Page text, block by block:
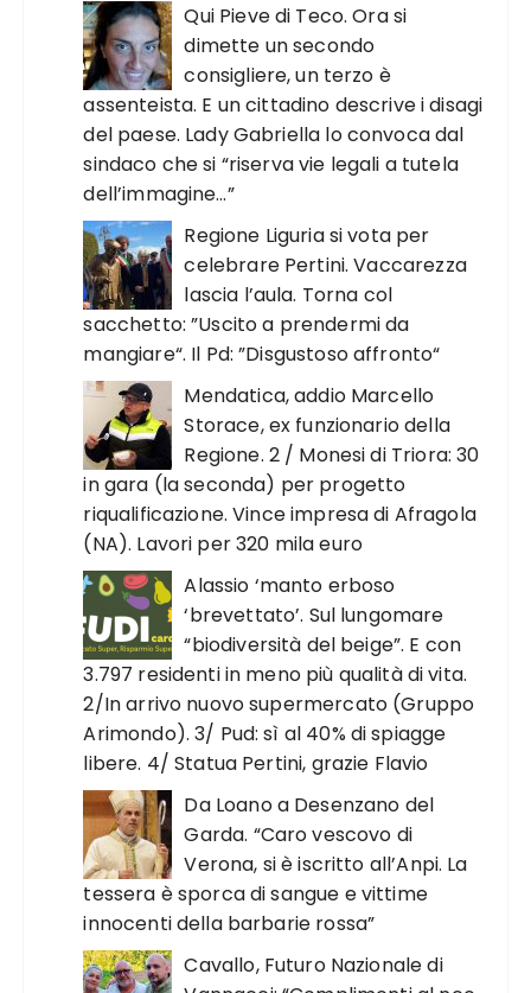
Qui Pieve di Teco. Ora si
dimette un secondo
consigliere, un terzo è
assenteista. E un cittadino descrive i disagi
del paese. Lady Gabriella lo convoca dal
sindaco che si “riserva vie legali a tutela
dell’immagine…”
Regione Liguria si vota per
celebrare Pertini. Vaccarezza
lascia l’aula. Torna col
sacchetto: ”Uscito a prendermi da
mangiare“. Il Pd: ”Disgustoso affronto“
Mendatica, addio Marcello
Storace, ex funzionario della
Regione. 2 / Monesi di Triora: 30
in gara (la seconda) per progetto
riqualificazione. Vince impresa di Afragola
(NA). Lavori per 320 mila euro
Alassio ‘manto erboso
‘brevettato’. Sul lungomare
“biodiversità del beige”. E con
3.797 residenti in meno più qualità di vita.
2/In arrivo nuovo supermercato (Gruppo
Arimondo). 3/ Pud: sì al 40% di spiagge
libere. 4/ Statua Pertini, grazie Flavio
Da Loano a Desenzano del
Garda. “Caro vescovo di
Verona, si è iscritto all’Anpi. La
tessera è sporca di sangue e vittime
innocenti della barbarie rossa”
Cavallo, Futuro Nazionale di